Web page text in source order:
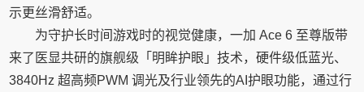
示更丝滑舒适。
为守护长时间游戏时的视觉健康，一加 Ace 6 至尊版带
来了医显共研的旗舰级「明眸护眼」技术，硬件级低蓝光、
3840Hz 超高频PWM 调光及行业领先的AI护眼功能，通过行